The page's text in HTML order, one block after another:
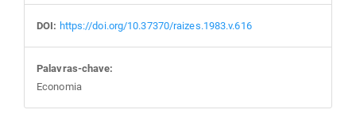
DOI: https://doi.org/10.37370/raizes.1983.v.616
Palavras-chave:
Economia